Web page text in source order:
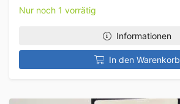
Nur noch 1 vorrätig
Informationen
In den Warenkorb